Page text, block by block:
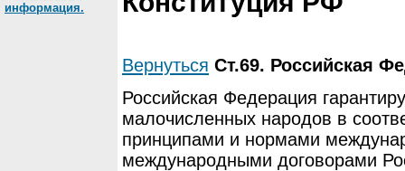
информация.
Вернуться Ст.69. Российская
Российская Федерация
малочисленных народов в
принципами и нормами
международными договорами